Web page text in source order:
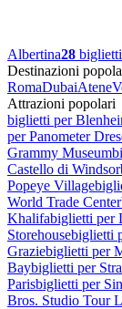
Albertina28
Destinazioni
RomaDubaiAtene
Attrazioni popolari
biglietti per
per Panometer
Grammy Museum
Castello di Windsor
Popeye Village
World Trade Center
Khalifabiglietti per
Storehousebiglietti
Graziebiglietti per
Baybiglietti per
Parisbiglietti per
Bros. Studio Tour